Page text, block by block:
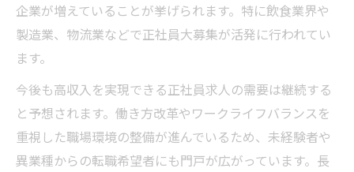
企業が増えていることが挙げられます。特に飲食業界や
製造業、物流業などで正社員大募集が活発に行われてい
ます。
今後も高収入を実現できる正社員求人の需要は継続する
と予想されます。働き方改革やワークライフバランスを
重視した職場環境の整備が進んでいるため、未経験者や
異業種からの転職希望者にも門戸が広がっています。長